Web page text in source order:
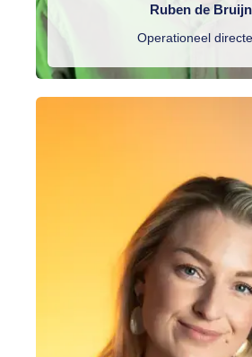
Ruben de Bruijn
Operationeel